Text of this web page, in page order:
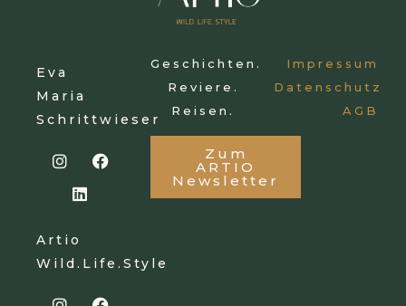
Eva
Maria
Schrittwieser
Artio
Wild.Life.Style
Geschichten.
Reviere.
Reisen.
Zum
ARTIO
Newsletter
Impressum
Datenschutz
AGB